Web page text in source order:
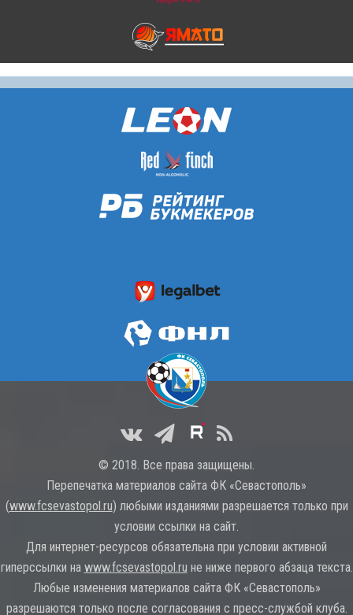
© 2018. Все права защищены.
Перепечатка материалов сайта ФК «Севастополь»
(www.fcsevastopol.ru) любыми изданиями разрешается только при
условии ссылки на сайт.
Для интернет-ресурсов обязательна при условии активной
гиперссылки на www.fcsevastopol.ru не ниже первого абзаца текста.
Любые изменения материалов сайта ФК «Севастополь»
разрешаются только после согласования с пресс-службой клуба.